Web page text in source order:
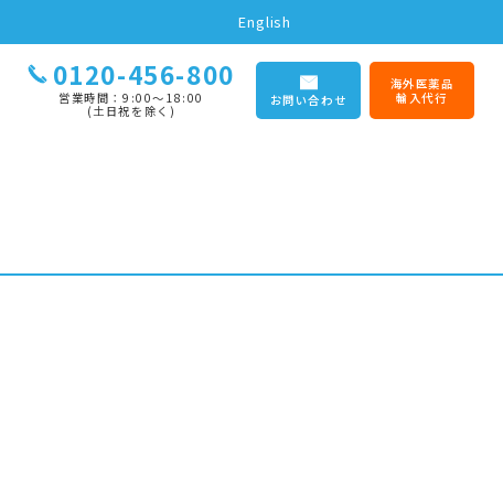
English
0120-456-800
営業時間：9:00〜18:00
(土日祝を除く)
お問い合わせ
海外医薬品
輸入代行